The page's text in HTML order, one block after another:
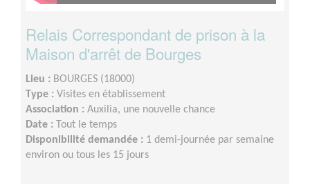
Relais Correspondant de prison à la
Maison d'arrêt de Bourges
Lieu : BOURGES (18000)
Type : Visites en établissement
Association : Auxilia, une nouvelle chance
Date :
Tout le temps
Disponibilité demandée : 1 demi-journée par semaine
environ ou tous les 15 jours